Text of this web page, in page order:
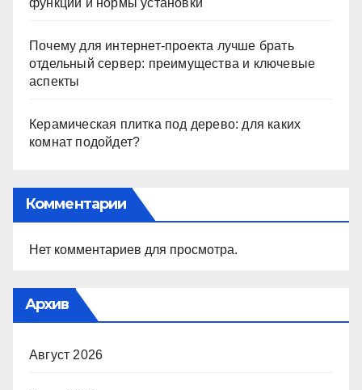
функции и нормы установки
Почему для интернет-проекта лучше брать
отдельный сервер: преимущества и ключевые
аспекты
Керамическая плитка под дерево: для каких
комнат подойдет?
Комментарии
Нет комментариев для просмотра.
Архив
Август 2026